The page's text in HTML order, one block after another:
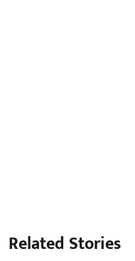
Related Stories